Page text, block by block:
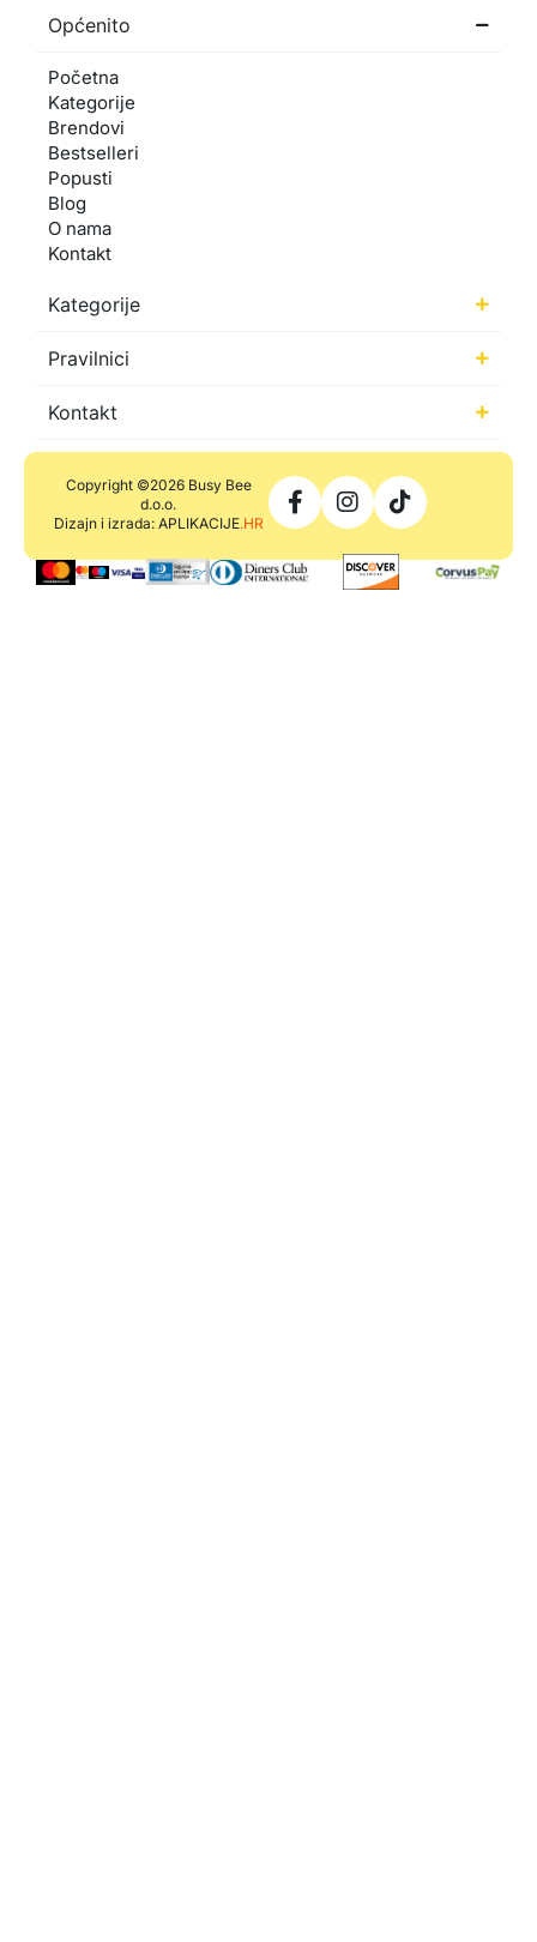
Općenito
Početna
Kategorije
Brendovi
Bestselleri
Popusti
Blog
O nama
Kontakt
Kategorije
Pravilnici
Kontakt
Copyright ©2026 Busy Bee
d.o.o.
Dizajn i izrada: APLIKACIJE.HR